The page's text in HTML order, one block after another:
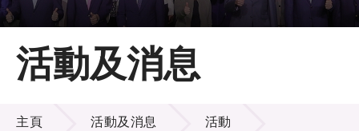
主頁
關於LSCM
技術商品化
活動及消息
活動及消息
主頁 活動及消息 活動